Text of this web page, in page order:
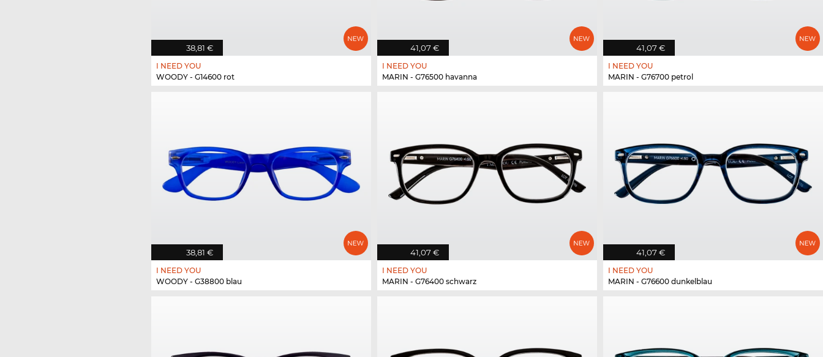
38,81 €
I NEED YOU
WOODY - G14600 rot
41,07 €
I NEED YOU
MARIN - G76500 havanna
41,07 €
I NEED YOU
MARIN - G76700 petrol
38,81 €
I NEED YOU
WOODY - G38800 blau
41,07 €
I NEED YOU
MARIN - G76400 schwarz
41,07 €
I NEED YOU
MARIN - G76600 dunkelblau